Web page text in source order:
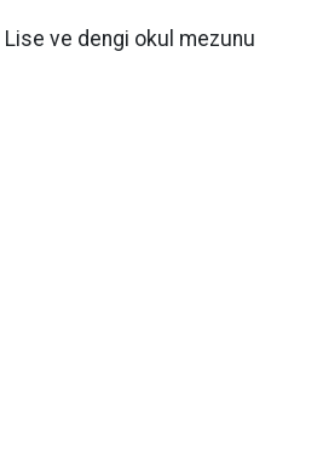
Lise ve dengi okul mezunu